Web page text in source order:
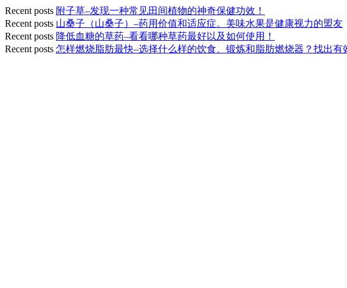
Recent posts 附子草–发现一种常见田间植物的神奇保健功效！
Recent posts 山桑子（山桑子）–药用价值和适应症。美味水果是健康视力的盟友
Recent posts 降低血糖的草药–看看哪种草药最好以及如何使用！
Recent posts 怎样燃烧脂肪最快–选择什么样的饮食、锻炼和脂肪燃烧器？找出有